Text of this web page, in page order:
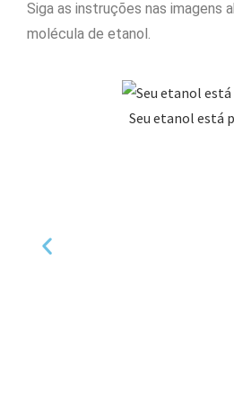
Siga as instruções nas imagens
molécula de etanol.
Seu etanol está